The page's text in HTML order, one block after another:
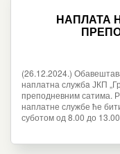
НАПЛАТА
(26.12.2024.)
наплатна службa ЈКП
преподневним сатима.
наплатне службе ће
суботом од 8.00 до